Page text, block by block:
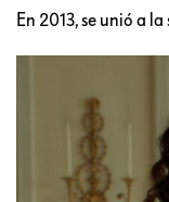
En 2013, se unió a